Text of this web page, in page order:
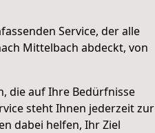
Service, der alle
Mittelbach abdeckt, von
die auf Ihre Bedürfnisse
steht Ihnen jederzeit zur
dabei helfen, Ihr Ziel